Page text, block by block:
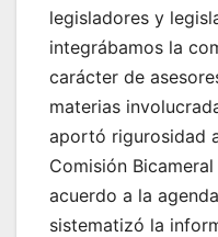
legisladores y
integrábamos la
carácter de
materias
aportó rigurosidad
Comisión
acuerdo a la
sistematizó la